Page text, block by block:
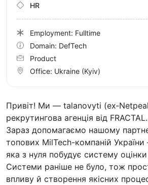
Привіт! Ми — talanovyti
рекрутингова агенція від FRACTAL.
Зараз допомагаємо нашому
топових MilTech-компаній
яка з нуля побудує систему
Системи раніше не було, тож
впливу й створення якісних
HR
Employment: Fulltime
Domain: DefTech
Product
Office: Ukraine (Kyiv)